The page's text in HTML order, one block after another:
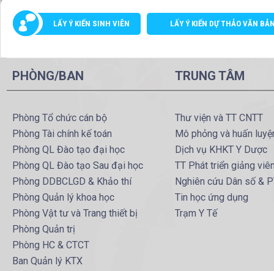
LẤY Ý KIẾN SINH VIÊN LẤY Ý KIẾN DỰ THẢO VĂN
PHÒNG/BAN
Phòng Tổ chức cán bộ
Phòng Tài chính kế toán
Phòng QL Đào tạo đại học
Phòng QL Đào tạo Sau đại học
Phòng DDBCLGD & Khảo thí
Phòng Quản lý khoa học
Phòng Vật tư và Trang thiết bị
Phòng Quản trị
Phòng HC & CTCT
Ban Quản lý KTX
TRUNG TÂM
Thư viện và TT CNTT
Mô phỏng và huấn
Dịch vụ KHKT Y Dược
TT Phát triển giảng
Nghiên cứu Dân số &
Tin học ứng dụng
Trạm Y Tế